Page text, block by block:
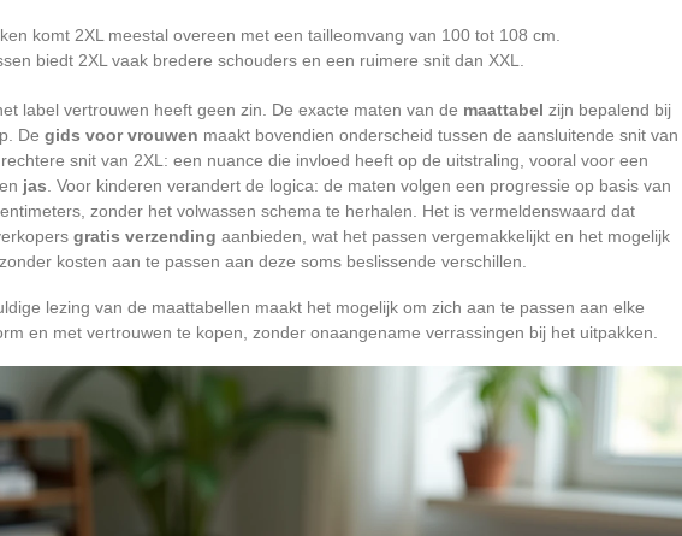
komt 2XL meestal overeen met een tailleomvang van 100 tot 108 cm.
biedt 2XL vaak bredere schouders en een ruimere snit dan XXL.
label vertrouwen heeft geen zin. De exacte maten van de maattabel zijn bepalend bij
De gids voor vrouwen maakt bovendien onderscheid tussen de aansluitende snit van
snit van 2XL: een nuance die invloed heeft op de uitstraling, vooral voor een
jas . Voor kinderen verandert de logica: de maten volgen een progressie op basis van
zonder het volwassen schema te herhalen. Het is vermeldenswaard dat
gratis verzending aanbieden, wat het passen vergemakkelijkt en het mogelijk
kosten aan te passen aan deze soms beslissende verschillen.
lezing van de maattabellen maakt het mogelijk om zich aan te passen aan elke
en met vertrouwen te kopen, zonder onaangename verrassingen bij het uitpakken.